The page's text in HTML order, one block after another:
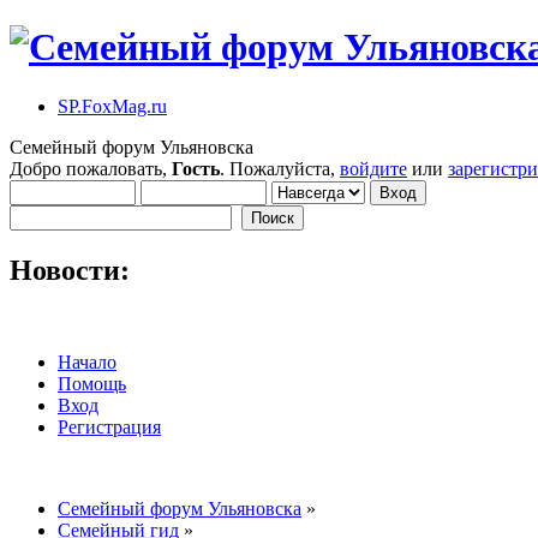
SP.FoxMag.ru
Семейный форум Ульяновска
Добро пожаловать, Гость. Пожалуйста, войдите или
Новости:
Начало
Помощь
Вход
Регистрация
Семейный форум Ульяновска »
Семейный гид »